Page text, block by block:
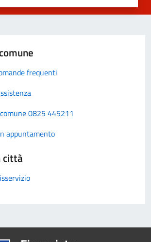
frequenti
0825 445211
appuntamento
città